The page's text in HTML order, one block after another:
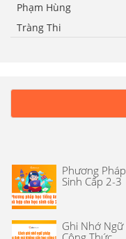
Phạm Hùng
Tràng Thi
Phương
Sinh Cấp 2-3
Ghi Nhớ